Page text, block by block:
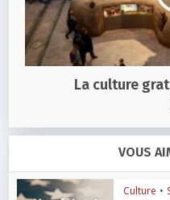
La culture
VOUS
Culture •